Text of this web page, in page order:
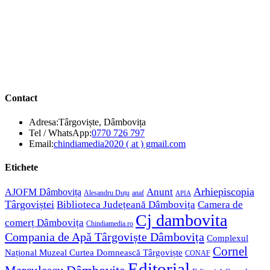
Contact
Adresa:Târgoviște, Dâmbovița
Tel / WhatsApp:0770 726 797Opens
in
Email:chindiamedia2020 ( at ) gmail.comOpens
Etichete
AJOFM Dâmbovița Alesandru Duțu anaf Anunt APIA Arhiepiscopia
Târgoviștei Biblioteca Județeană Dâmbovița Camera de
comerț Dâmbovița Chindiamedia.ro Cj dambovita
Compania de Apă Târgoviște Dâmbovița Complexul
Național Muzeal Curtea Domnească Târgoviște CONAF Cornel